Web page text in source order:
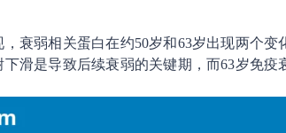
衰弱相关蛋白在约50岁和63岁出现两个
下滑是导致后续衰弱的关键期，而63岁免